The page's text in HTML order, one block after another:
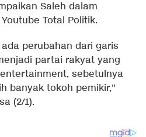
Saleh dalam
Total Politik.
perubahan dari garis
partai rakyat yang
sebetulnya
banyak tokoh pemikir,"
(2/1).